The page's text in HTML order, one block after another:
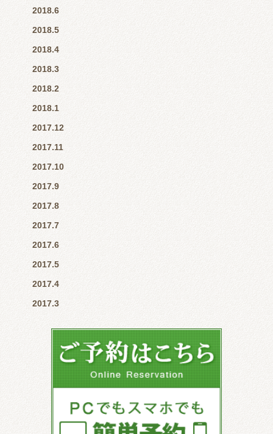
2018.6
2018.5
2018.4
2018.3
2018.2
2018.1
2017.12
2017.11
2017.10
2017.9
2017.8
2017.7
2017.6
2017.5
2017.4
2017.3